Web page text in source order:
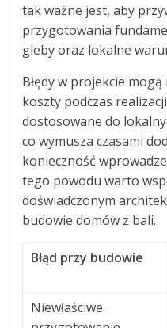
tak ważne jest, aby
przygotowania
gleby oraz lokalne
Błędy w projekcie
koszty podczas
dostosowane do
co wymusza czasami
konieczność
tego powodu warto
doświadczonym
budowie domów z bali.
Błąd przy budowie
Niewłaściwe